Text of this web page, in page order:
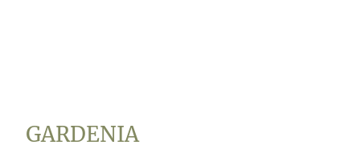
GARDENIA